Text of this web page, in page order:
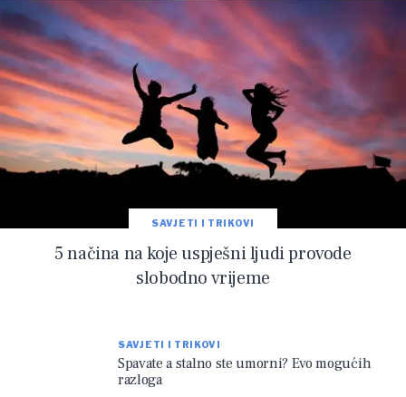
SAVJETI I TRIKOVI
5 načina na koje uspješni ljudi provode
slobodno vrijeme
SAVJETI I TRIKOVI
Spavate a stalno ste umorni? Evo mogućih
razloga